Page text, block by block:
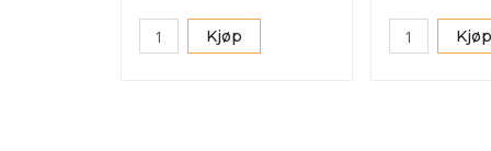
Kjøp Kjøp